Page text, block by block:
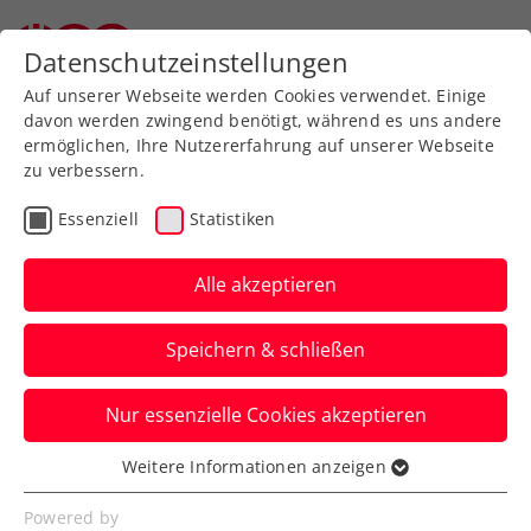
Zurück zur Newsübersicht
Turniere
ÖTV-Senioren-
Hallenmeisterschaften
2025: Topturnier erneut
im Colony Club
Am Dienstag, 28. Jänner, um 20:00 Uhr ist
diesmal gleichzeitig Nennschluss für alle
Altersklassen.
Datenschutzeinstellungen
Auf unserer Webseite werden Cookies verwendet. Einige
davon werden zwingend benötigt, während es uns andere
ermöglichen, Ihre Nutzererfahrung auf unserer Webseite
zu verbessern.
Essenziell Statistiken
Alle akzeptieren
Speichern & schließen
Nur essenzielle Cookies akzeptieren
Essenziell
Essenzielle Cookies werden für grundlegende
Weitere Informationen anzeigen
Powered by